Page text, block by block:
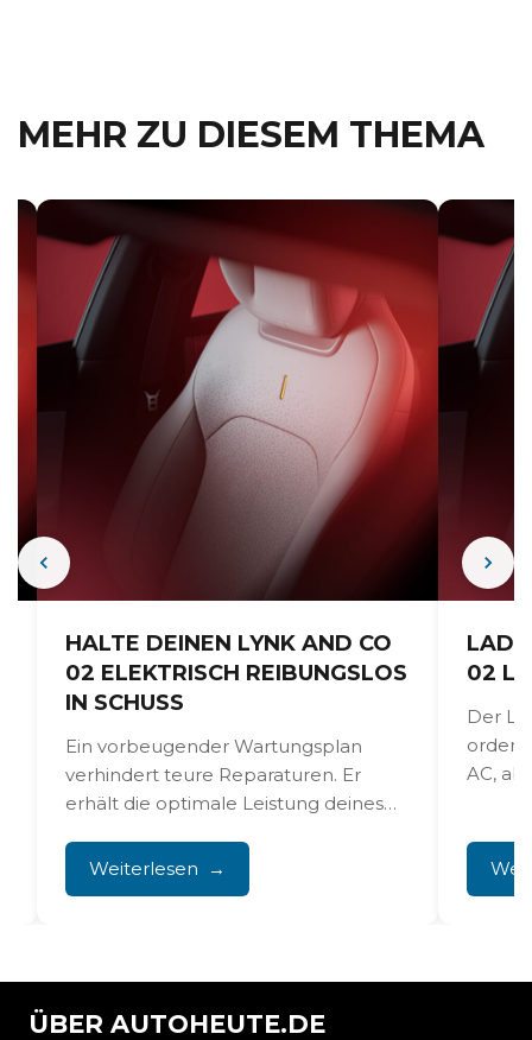
MEHR ZU DIESEM THEMA
HALTE DEINEN LYNK AND CO
02 ELEKTRISCH REIBUNGSLOS
IN SCHUSS
Ein vorbeugender Wartungsplan
verhindert teure Reparaturen. Er
erhält die optimale Leistung deines
Batteriekontrollen sind notwendig.
Außerdem sind jährliche...
Weiterlesen
02
Der
AC,
ÜBER AUTOHEUTE.DE